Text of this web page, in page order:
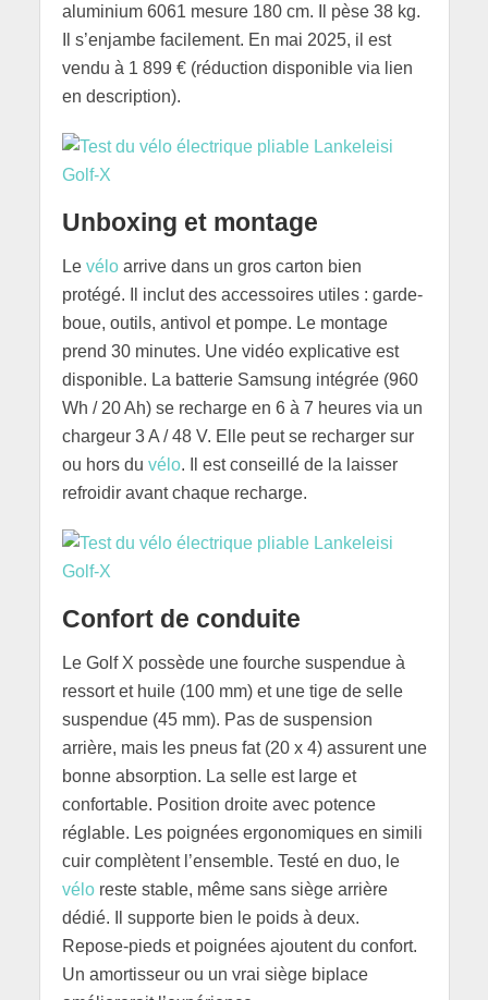
aluminium 6061 mesure 180 cm. Il pèse 38 kg.
Il s’enjambe facilement. En mai 2025, il est
vendu à 1 899 € (réduction disponible via lien
en description).
Unboxing et montage
Le véloarrive dans un gros carton bien
protégé. Il inclut des accessoires utiles : garde-
boue, outils, antivol et pompe. Le montage
prend 30 minutes. Une vidéo explicative est
disponible. La batterie Samsung intégrée (960
Wh / 20 Ah) se recharge en 6 à 7 heures via un
chargeur 3 A / 48 V. Elle peut se recharger sur
ou hors du vélo. Il est conseillé de la laisser
refroidir avant chaque recharge.
Confort de conduite
Le Golf X possède une fourche suspendue à
ressort et huile (100 mm) et une tige de selle
suspendue (45 mm). Pas de suspension
arrière, mais les pneus fat (20 x 4) assurent une
bonne absorption. La selle est large et
confortable. Position droite avec potence
réglable. Les poignées ergonomiques en simili
cuir complètent l’ensemble. Testé en duo, le
véloreste stable, même sans siège arrière
dédié. Il supporte bien le poids à deux.
Repose-pieds et poignées ajoutent du confort.
Un amortisseur ou un vrai siège biplace